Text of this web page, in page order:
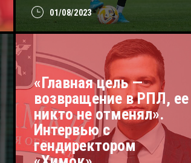
01/08/2023
«Главная цель —
возвращение в РПЛ, ее
никто не отменял».
Интервью с
гендиректором